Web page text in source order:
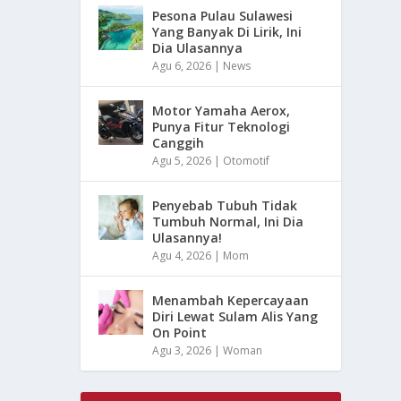
Pesona Pulau Sulawesi
Yang Banyak Di Lirik, Ini
Dia Ulasannya
Agu 6, 2026 | News
Motor Yamaha Aerox,
Punya Fitur Teknologi
Canggih
Agu 5, 2026 | Otomotif
Penyebab Tubuh Tidak
Tumbuh Normal, Ini Dia
Ulasannya!
Agu 4, 2026 | Mom
Menambah Kepercayaan
Diri Lewat Sulam Alis Yang
On Point
Agu 3, 2026 |Woman